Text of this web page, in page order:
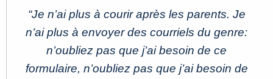
“Je n’ai plus à courir après les parents. Je
n’ai plus à envoyer des courriels du genre:
n’oubliez pas que j’ai besoin de ce
formulaire, n’oubliez pas que j’ai besoin de